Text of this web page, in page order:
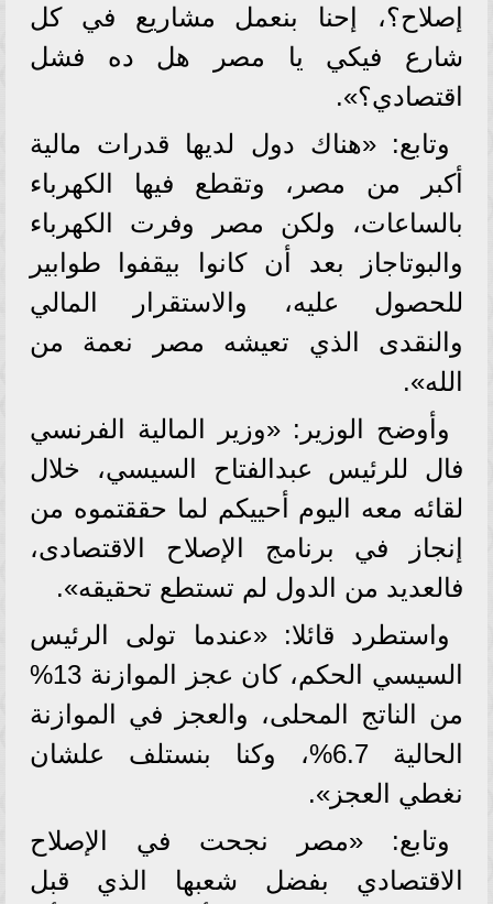
إصلاح؟، إحنا بنعمل مشاريع في كل
شارع فيكي يا مصر هل ده فشل
اقتصادي؟».
وتابع: «هناك دول لديها قدرات مالية
أكبر من مصر، وتقطع فيها الكهرباء
بالساعات، ولكن مصر وفرت الكهرباء
والبوتاجاز بعد أن كانوا بيقفوا طوابير
للحصول عليه، والاستقرار المالي
والنقدى الذي تعيشه مصر نعمة من
الله».
وأوضح الوزير: «وزير المالية الفرنسي
فال للرئيس عبدالفتاح السيسي، خلال
لقائه معه اليوم أحييكم لما حققتموه من
إنجاز في برنامج الإصلاح الاقتصادى،
فالعديد من الدول لم تستطع تحقيقه».
واستطرد قائلا: «عندما تولى الرئيس
السيسي الحكم، كان عجز الموازنة 13%
من الناتج المحلى، والعجز في الموازنة
الحالية 6.7%، وكنا بنستلف علشان
نغطي العجز».
وتابع: «مصر نجحت في الإصلاح
الاقتصادي بفضل شعبها الذي قبل